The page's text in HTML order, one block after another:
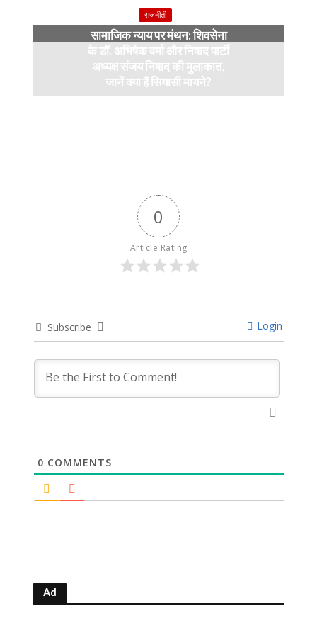
राजनीती
सामाजिक न्याय पर मंथन: शिवसेना
के डॉ. अभिषेक वर्मा और निषाद पार्टी
अध्यक्ष संजय निषाद की मुलाकात,
जानें क्या हैं सियासी मायने?
0
Article Rating
Subscribe Login
0 COMMENTS
Ad